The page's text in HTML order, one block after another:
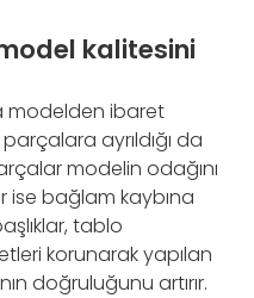
kalitesini
modelden ibaret
ayrıldığı da
modelin odağını
ise bağlam kaybına
tablo
korunarak yapılan
doğruluğunu artırır.